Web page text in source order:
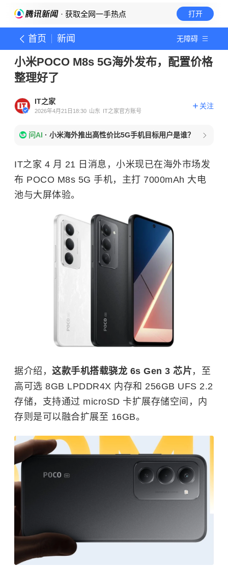
· 获取全网一手热点 打开
首页 新闻 无障碍
小米POCO M8s 5G海外发布，配置价格
整理好了
IT之家
2026年4月21日18:30 山东 IT之家官方账号
关注
问AI · 小米海外推出高性价比5G手机目标用户是谁？
IT之家 4 月 21 日消息，小米现已在海外市场发
布 POCO M8s 5G 手机，主打 7000mAh 大电
池与大屏体验。
据介绍， 这款手机搭载骁龙 6s Gen 3 芯片 ，至
高可选 8GB LPDDR4X 内存和 256GB UFS 2.2
存储，支持通过 microSD 卡扩展存储空间，内
存则是可以融合扩展至 16GB。